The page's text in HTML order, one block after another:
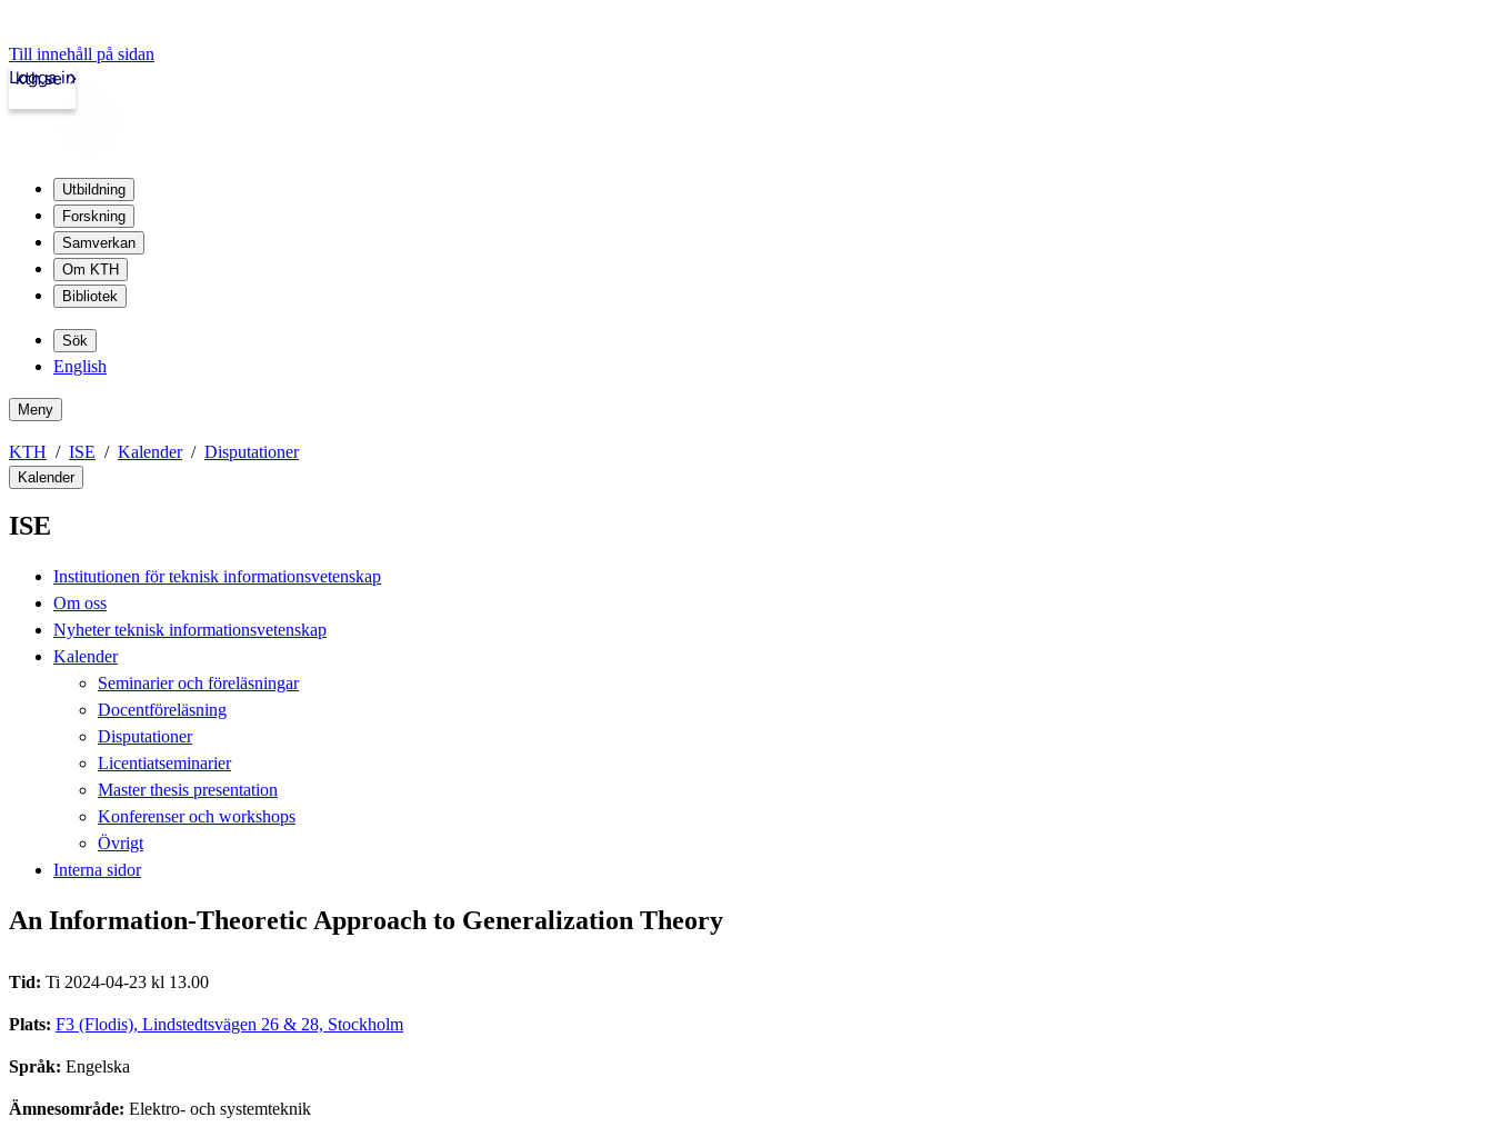
Till innehåll på sidan
kth.se
Logga in
Utbildning
Forskning
Samverkan
Om KTH
Bibliotek
Sök
English
Meny
KTH ISE Kalender Disputationer
Kalender
ISE
Institutionen för teknisk informationsvetenskap
Om oss
Nyheter teknisk informationsvetenskap
Kalender
Seminarier och föreläsningar
Docentföreläsning
Disputationer
Licentiatseminarier
Master thesis presentation
Konferenser och workshops
Övrigt
Interna sidor
An Information-Theoretic Approach to Generalization Theory
Tid: Ti 2024-04-23 kl 13.00
Plats: F3 (Flodis), Lindstedtsvägen 26 & 28, Stockholm
Språk: Engelska
Ämnesområde: Elektro- och systemteknik